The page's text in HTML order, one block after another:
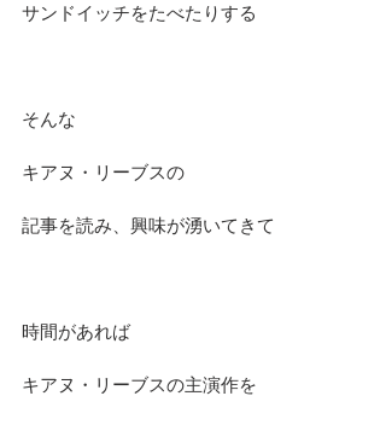
サンドイッチをたべたりする
そんな
キアヌ・リーブスの
記事を読み、興味が湧いてきて
時間があれば
キアヌ・リーブスの主演作を